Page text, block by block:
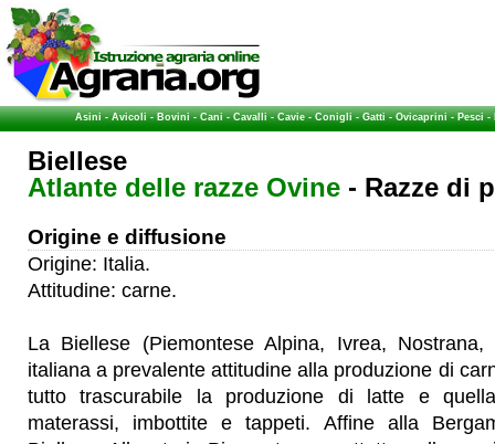
Asini-Avicoli-Bovini-Cani-Cavalli-Cavie-Conigli-Gatti-Ovicaprini-Pesci-
Biellese
Atlante delle razze Ovine - Razze di
Origine e diffusione
Origine: Italia.
Attitudine: carne.
La Biellese (Piemontese Alpina, Ivrea,
italiana a prevalente attitudine alla produzione di
tutto trascurabile la produzione di latte e
materassi, imbottite e tappeti. Affine alla